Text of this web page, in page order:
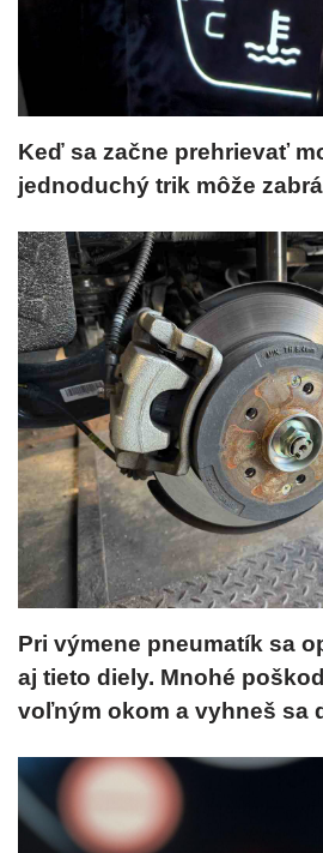
Keď sa začne prehrievať
jednoduchý trik môže
Pri výmene pneumatík sa
aj tieto diely. Mnohé
voľným okom a vyhneš sa